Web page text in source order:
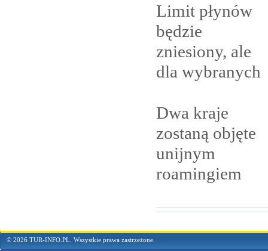
Limit płynów
będzie
zniesiony, ale
dla wybranych
Dwa kraje
zostaną objęte
unijnym
roamingiem
© 2026 TUR-INFO.PL. Wszystkie prawa zastrzeżone.